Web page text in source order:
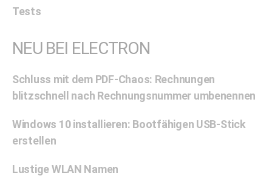
Tests
NEU BEI ELECTRON
Schluss mit dem PDF-Chaos: Rechnungen
blitzschnell nach Rechnungsnummer umbenennen
Windows 10 installieren: Bootfähigen USB-Stick
erstellen
Lustige WLAN Namen